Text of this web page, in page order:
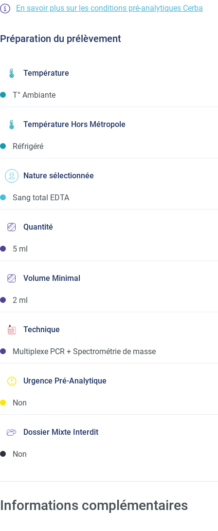
En savoir plus sur les conditions pré-analytiques Cerba
Préparation du prélèvement
Température
T° Ambiante
Température Hors Métropole
Réfrigéré
Nature sélectionnée
Sang total EDTA
Quantité
5 ml
Volume Minimal
2 ml
Technique
Multiplexe PCR + Spectrométrie de masse
Urgence Pré-Analytique
Non
Dossier Mixte Interdit
Non
Informations complémentaires